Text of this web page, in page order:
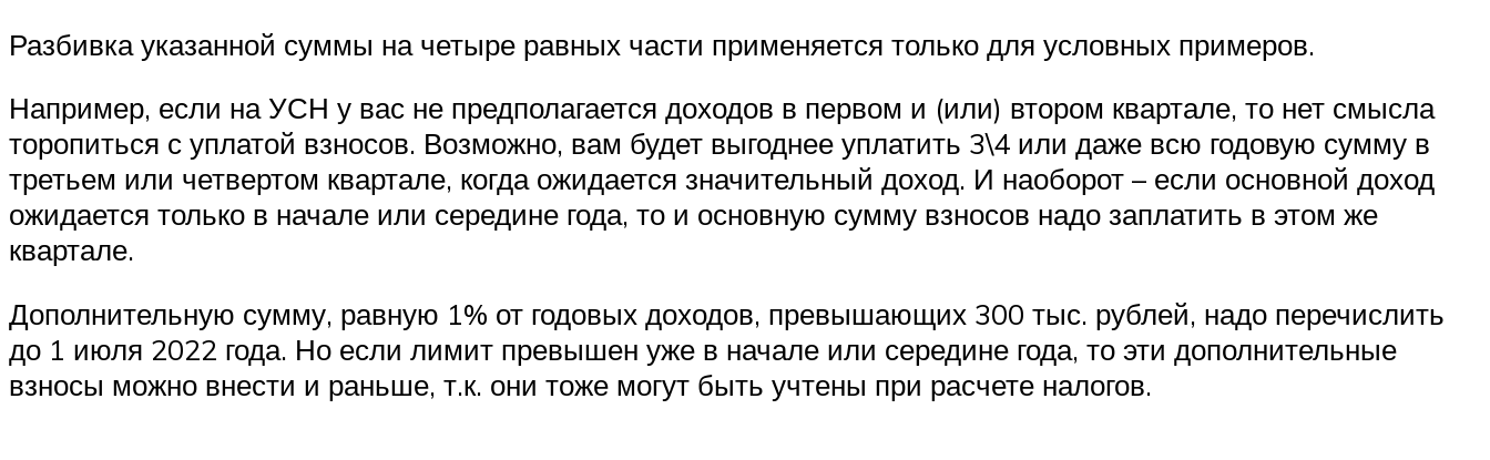
Разбивка указанной суммы на четыре равных части применяется только для условных примеров.
Например, если на УСН у вас не предполагается доходов в первом и (или) втором квартале, то нет смысла
торопиться с уплатой взносов. Возможно, вам будет выгоднее уплатить 3\4 или даже всю годовую сумму в
третьем или четвертом квартале, когда ожидается значительный доход. И наоборот – если основной доход
ожидается только в начале или середине года, то и основную сумму взносов надо заплатить в этом же
квартале.
Дополнительную сумму, равную 1% от годовых доходов, превышающих 300 тыс. рублей, надо перечислить
до 1 июля 2022 года. Но если лимит превышен уже в начале или середине года, то эти дополнительные
взносы можно внести и раньше, т.к. они тоже могут быть учтены при расчете налогов.